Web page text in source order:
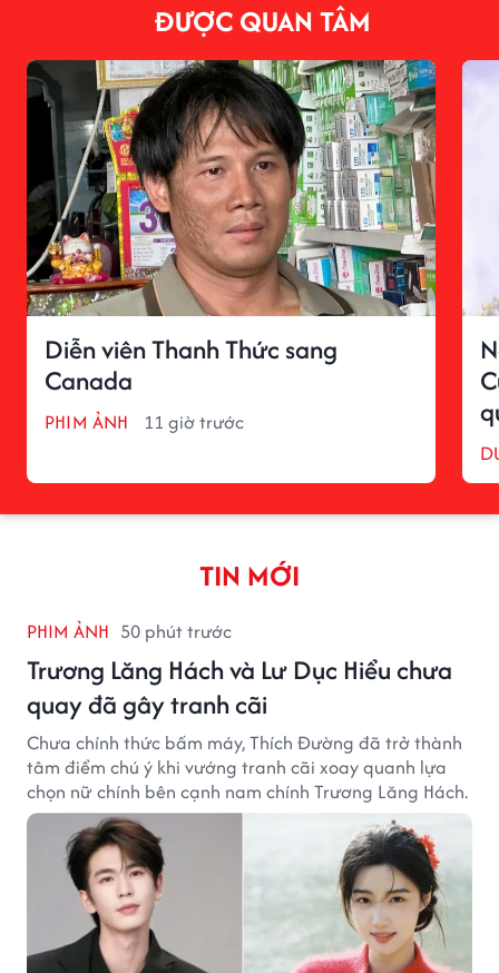
ĐƯỢC QUAN TÂM
Diễn viên Thanh Thức sang
Canada
PHIM ẢNH 11 giờ trước
TIN MỚI
PHIM ẢNH 50 phút trước
Trương Lăng Hách và Lư Dục Hiểu chưa
quay đã gây tranh cãi
Chưa chính thức bấm máy, Thích Đường đã trở thành
tâm điểm chú ý khi vướng tranh cãi xoay quanh lựa
chọn nữ chính bên cạnh nam chính Trương Lăng Hách.